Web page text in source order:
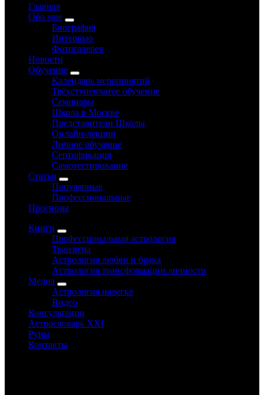
Главная
Обо мне
Биография
Интервью
Фотогалерея
Новости
Обучение
Календарь мероприятий
Трёхступенчатое обучение
Семинары
Школа в Москве
Представители Школы
Онлайн-лекции
Личное обучение
Сертификация
Самотестирование
Статьи
Популярные
Профессиональные
Прогнозы
Книги
Профессиональная астрология
Транзиты
Астрология любви и брака
Астрология трансформации личности
Медиа
Астрология налегке
Видео
Консультации
Астрословарь XXI
Руны
Контакты